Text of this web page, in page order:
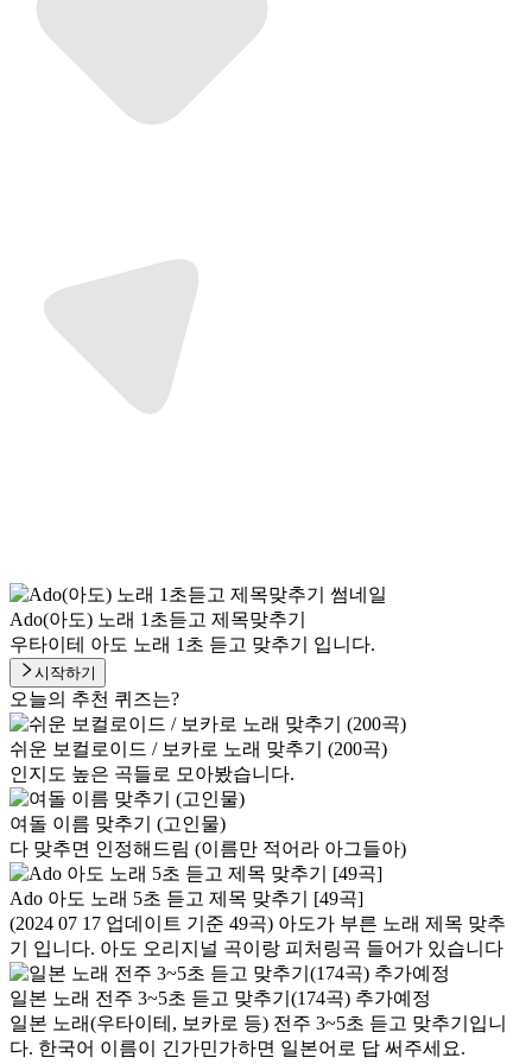
Ado(아도) 노래 1초듣고 제목맞추기
우타이테 아도 노래 1초 듣고 맞추기 입니다.
시작하기
오늘의 추천 퀴즈는?
쉬운 보컬로이드 / 보카로 노래 맞추기 (200곡)
인지도 높은 곡들로 모아봤습니다.
여돌 이름 맞추기 (고인물)
다 맞추면 인정해드림 (이름만 적어라 아그들아)
Ado 아도 노래 5초 듣고 제목 맞추기 [49곡]
(2024 07 17 업데이트 기준 49곡) 아도가 부른 노래 제목 맞추
기 입니다. 아도 오리지널 곡이랑 피처링곡 들어가 있습니다
일본 노래 전주 3~5초 듣고 맞추기(174곡) 추가예정
일본 노래(우타이테, 보카로 등) 전주 3~5초 듣고 맞추기입니
다. 한국어 이름이 긴가민가하면 일본어로 답 써주세요.